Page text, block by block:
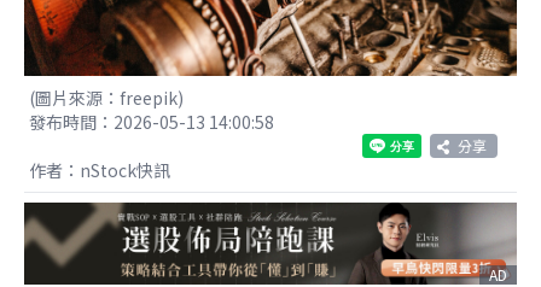
(圖片來源：freepik)
發布時間：2026-05-13 14:00:58
分享
作者：nStock快訊
AD